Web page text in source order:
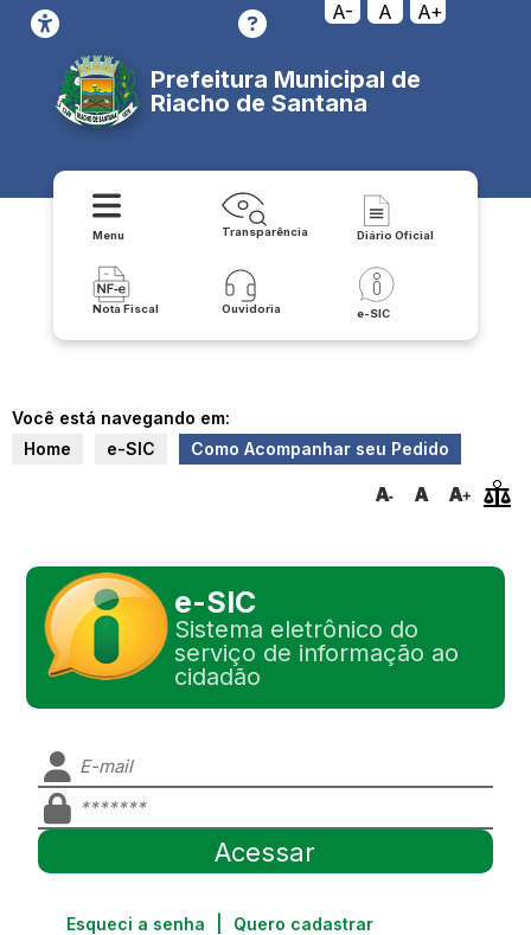
A- A A+
Prefeitura Municipal de
Riacho de Santana
Menu Transparência Diário Oficial
Nota Fiscal Ouvidoria e-SIC
Você está navegando em:
Home
e-SIC Como Acompanhar seu Pedido
e-SIC
Sistema eletrônico do
serviço de informação ao
cidadão
Esqueci a senha Quero cadastrar